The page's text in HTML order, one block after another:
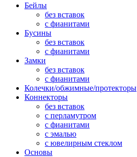
Бейлы
без вставок
с фианитами
Бусины
без вставок
с фианитами
Замки
без вставок
с фианитами
Колечки/обжимные/протекторы
Коннекторы
без вставок
с перламутром
с фианитами
с эмалью
с ювелирным стеклом
Основы